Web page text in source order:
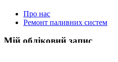
Про нас
Ремонт паливних систем
Мій обліковий запис